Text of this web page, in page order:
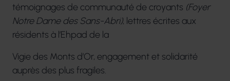
témoignages de communauté de croyants (Foyer
Notre Dame des Sans-Abri), lettres écrites aux
résidents à l’Ehpad de la
Vigie des Monts d’Or, engagement et solidarité
auprès des plus fragiles.